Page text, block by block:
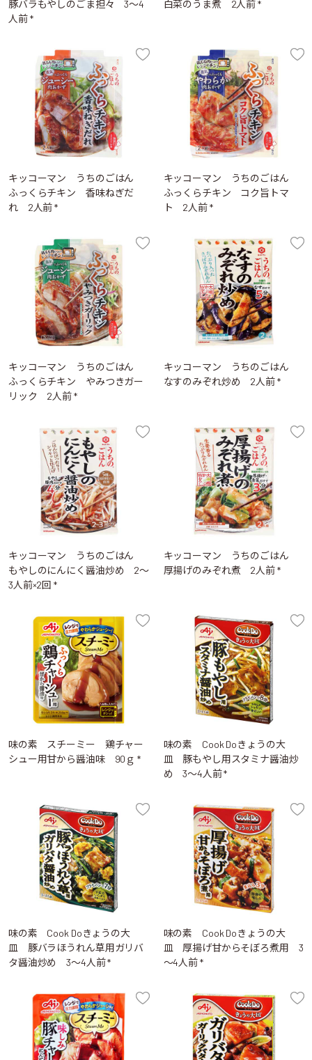
豚バラもやしのごま担々 3～4
人前 *
白菜のうま煮 2人前 *
キッコーマン うちのごはん
ふっくらチキン 香味ねぎだ
れ 2人前 *
キッコーマン うちのごはん
ふっくらチキン コク旨トマ
ト 2人前 *
キッコーマン うちのごはん
ふっくらチキン やみつきガー
リック 2人前 *
キッコーマン うちのごはん
なすのみぞれ炒め 2人前 *
キッコーマン うちのごはん
もやしのにんにく醤油炒め 2～
3人前×2回 *
キッコーマン うちのごはん
厚揚げのみぞれ煮 2人前 *
味の素 スチーミー 鶏チャー
シュー用甘から醤油味 90ｇ *
味の素 Cook Doきょうの大
皿 豚もやし用スタミナ醤油炒
め 3～4人前 *
味の素 Cook Doきょうの大
皿 豚バラほうれん草用ガリバ
タ醤油炒め 3～4人前 *
味の素 Cook Doきょうの大
皿 厚揚げ甘からそぼろ煮用 3
～4人前 *